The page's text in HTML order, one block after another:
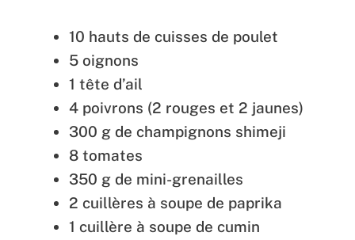
10 hauts de cuisses de poulet
5 oignons
1 tête d’ail
4 poivrons (2 rouges et 2 jaunes)
300 g de champignons shimeji
8 tomates
350 g de mini-grenailles
2 cuillères à soupe de paprika
1 cuillère à soupe de cumin